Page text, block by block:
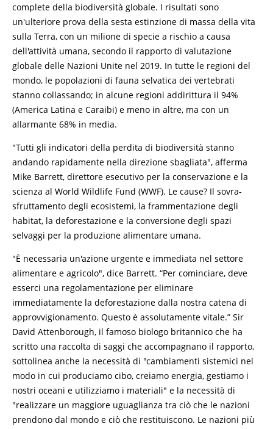
complete della biodiversità globale. I risultati sono
un'ulteriore prova della sesta estinzione di massa della vita
sulla Terra, con un milione di specie a rischio a causa
dell'attività umana, secondo il rapporto di valutazione
globale delle Nazioni Unite nel 2019. In tutte le regioni del
mondo, le popolazioni di fauna selvatica dei vertebrati
stanno collassando; in alcune regioni addirittura il 94%
(America Latina e Caraibi) e meno in altre, ma con un
allarmante 68% in media.
"Tutti gli indicatori della perdita di biodiversità stanno
andando rapidamente nella direzione sbagliata", afferma
Mike Barrett, direttore esecutivo per la conservazione e la
scienza al World Wildlife Fund (WWF). Le cause? Il sovra-
sfruttamento degli ecosistemi, la frammentazione degli
habitat, la deforestazione e la conversione degli spazi
selvaggi per la produzione alimentare umana.
"È necessaria un'azione urgente e immediata nel settore
alimentare e agricolo", dice Barrett. “Per cominciare, deve
esserci una regolamentazione per eliminare
immediatamente la deforestazione dalla nostra catena di
approvvigionamento. Questo è assolutamente vitale.” Sir
David Attenborough, il famoso biologo britannico che ha
scritto una raccolta di saggi che accompagnano il rapporto,
sottolinea anche la necessità di "cambiamenti sistemici nel
modo in cui produciamo cibo, creiamo energia, gestiamo i
nostri oceani e utilizziamo i materiali" e la necessità di
"realizzare un maggiore uguaglianza tra ciò che le nazioni
prendono dal mondo e ciò che restituiscono. Le nazioni più